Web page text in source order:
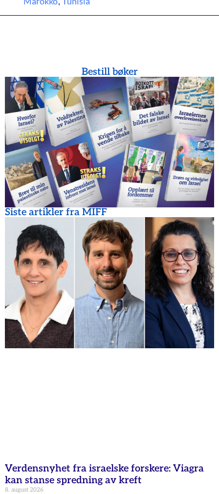
Bestill bøker
Siste artikler fra MIFF
Verdensnyhet fra israelske forskere: Viagra
kan stanse spredning av kreft
8. august 2026